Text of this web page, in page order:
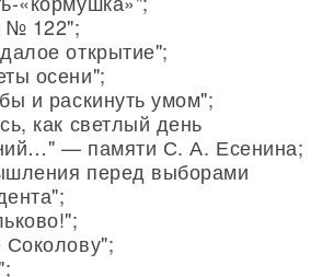
№ 122";
открытие";
осени";
и раскинуть умом";
как светлый день
— памяти С. А. Есенина;
перед выборами
Соколову";